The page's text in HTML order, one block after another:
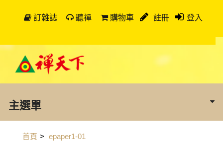
訂雜誌 聽禪 購物車 註冊 登入
主選單
首頁 > epaper1-01